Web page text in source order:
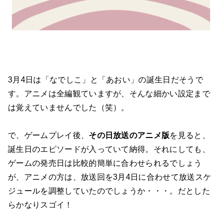
3月4日は「なでしこ」と「あおい」の誕生日だそうで
す。アニメは全編観ていますが、そんな細かい設定まで
は覚えていませんでした（笑）。
で、ゲームプレイ後、 その日放送のアニメ版を見ると、
誕生日のエピソードが入っていて納得。それにしても、
ゲームの発売日は比較的簡単に合わせられるでしょう
が、アニメの方は、放送回を3月4日に合わせて放送スケ
ジュールを調整していたのでしょうか・・・。だとした
らかなりスゴイ！